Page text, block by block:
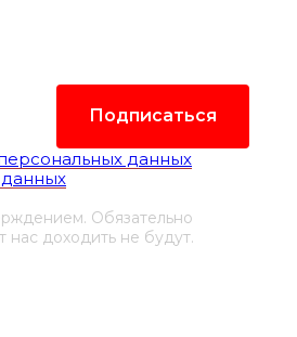
данных
Обязательно
нас доходить не будут.
Подписаться